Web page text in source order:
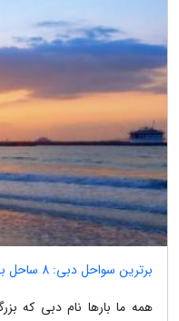
برترین سواحل دبی: 8 ساحل بی نظیر و تفریحات مجذوب کننده آن
همه ما بارها نام دبی که